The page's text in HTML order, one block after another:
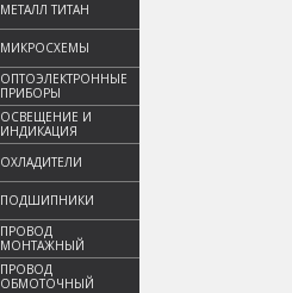
МЕТАЛЛ ТИТАН
МИКРОСХЕМЫ
ОПТОЭЛЕКТРОННЫЕ
ПРИБОРЫ
ОСВЕЩЕНИЕ И
ИНДИКАЦИЯ
ОХЛАДИТЕЛИ
ПОДШИПНИКИ
ПРОВОД
МОНТАЖНЫЙ
ПРОВОД
ОБМОТОЧНЫЙ